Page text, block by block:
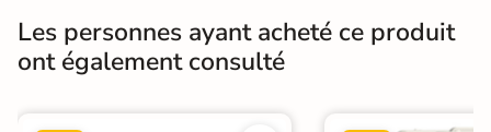
Masse colorée Non
Les personnes ayant acheté ce produit
ont également consulté